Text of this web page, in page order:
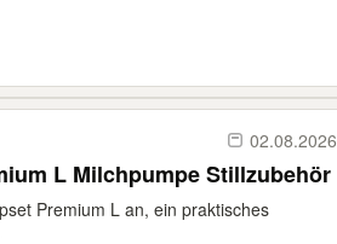
02.08.2026
L Milchpumpe Stillzubehör
Premium L an, ein praktisches